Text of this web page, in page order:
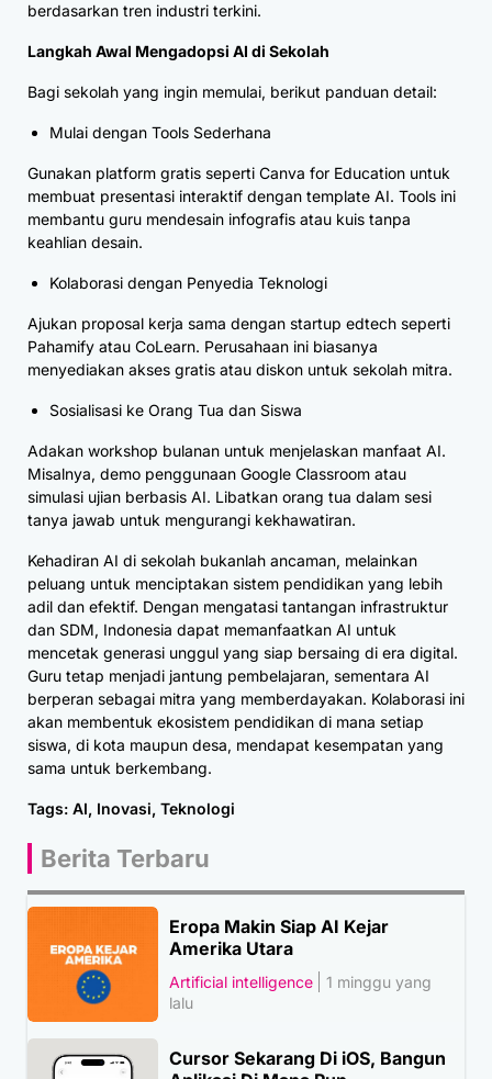
berdasarkan tren industri terkini.
Langkah Awal Mengadopsi AI di Sekolah
Bagi sekolah yang ingin memulai, berikut panduan detail:
Mulai dengan Tools Sederhana
Gunakan platform gratis seperti Canva for Education untuk
membuat presentasi interaktif dengan template AI. Tools ini
membantu guru mendesain infografis atau kuis tanpa
keahlian desain.
Kolaborasi dengan Penyedia Teknologi
Ajukan proposal kerja sama dengan startup edtech seperti
Pahamify atau CoLearn. Perusahaan ini biasanya
menyediakan akses gratis atau diskon untuk sekolah mitra.
Sosialisasi ke Orang Tua dan Siswa
Adakan workshop bulanan untuk menjelaskan manfaat AI.
Misalnya, demo penggunaan Google Classroom atau
simulasi ujian berbasis AI. Libatkan orang tua dalam sesi
tanya jawab untuk mengurangi kekhawatiran.
Kehadiran AI di sekolah bukanlah ancaman, melainkan
peluang untuk menciptakan sistem pendidikan yang lebih
adil dan efektif. Dengan mengatasi tantangan infrastruktur
dan SDM, Indonesia dapat memanfaatkan AI untuk
mencetak generasi unggul yang siap bersaing di era digital.
Guru tetap menjadi jantung pembelajaran, sementara AI
berperan sebagai mitra yang memberdayakan. Kolaborasi ini
akan membentuk ekosistem pendidikan di mana setiap
siswa, di kota maupun desa, mendapat kesempatan yang
sama untuk berkembang.
Tags: AI, Inovasi, Teknologi
Berita Terbaru
Eropa Makin Siap AI Kejar
Amerika Utara
Artificial intelligence
1 minggu yang
lalu
Cursor Sekarang Di iOS, Bangun